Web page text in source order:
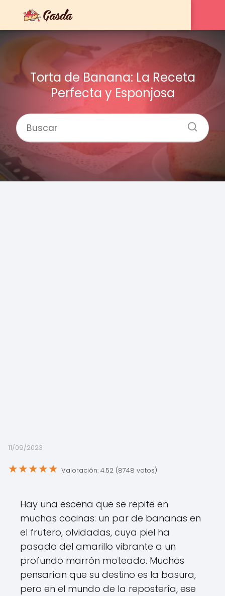
Torta de Banana: La Receta
Perfecta y Esponjosa
11/09/2023
★★★★★ Valoración: 4.52 (8748 votos)
Hay una escena que se repite en
muchas cocinas: un par de bananas en
el frutero, olvidadas, cuya piel ha
pasado del amarillo vibrante a un
profundo marrón moteado. Muchos
pensarían que su destino es la basura,
pero en el mundo de la repostería, ese